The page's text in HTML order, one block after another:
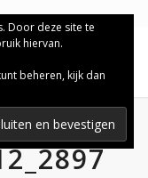
Door deze site te
hiervan.
beheren, kijk dan